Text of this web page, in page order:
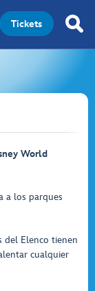
Tickets
World
a los parques
del Elenco tienen
cualquier